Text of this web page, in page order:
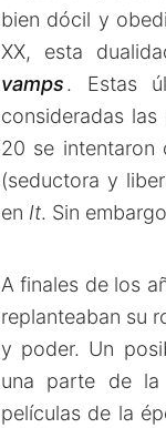
bien dócil y
XX, esta
vamps. Estas
consideradas
20 se intentaron
(seductora y
en It. Sin
A finales de los
replanteaban su
y poder. Un
una parte de
películas de la